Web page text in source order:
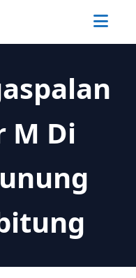
M Di